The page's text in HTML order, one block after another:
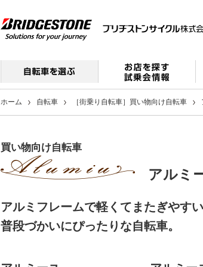
ホーム 自転車 ［街乗り自転車］買い物向け自転車
買い物向け自転車
アルミ
アルミフレームで軽くてまたぎやすい
普段づかいにぴったりな自転車。